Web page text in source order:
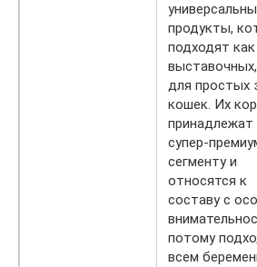
продукты,
подходят
для простых
кошек. Их
принадлежат
супер-
сегменту и
относятся к
составу с
потому
всем